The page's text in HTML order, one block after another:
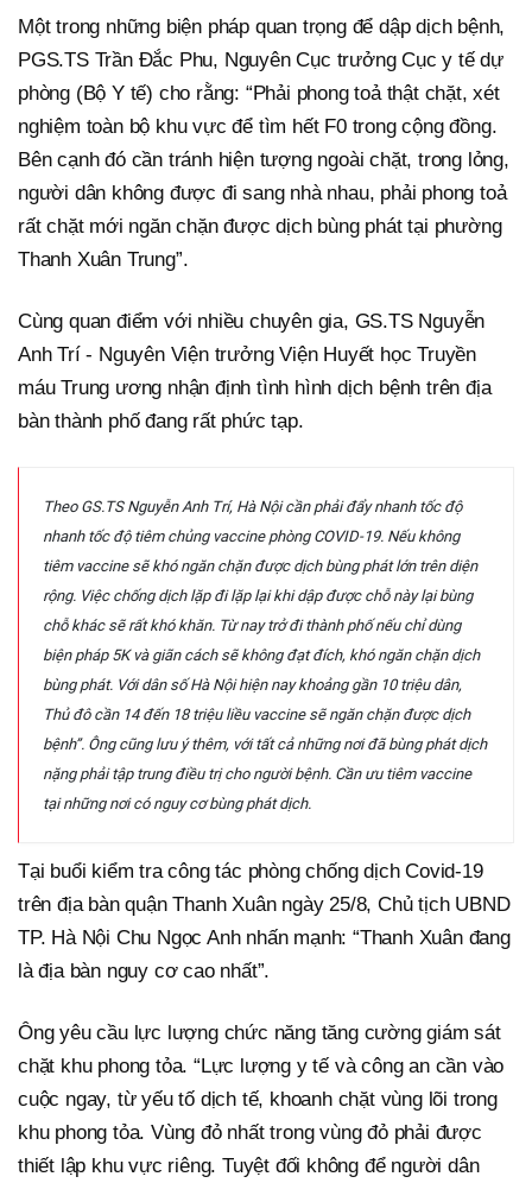
Một trong những biện pháp quan trọng để dập dịch bệnh,
PGS.TS Trần Đắc Phu, Nguyên Cục trưởng Cục y tế dự
phòng (Bộ Y tế) cho rằng: “Phải phong toả thật chặt, xét
nghiệm toàn bộ khu vực để tìm hết F0 trong cộng đồng.
Bên cạnh đó cần tránh hiện tượng ngoài chặt, trong lỏng,
người dân không được đi sang nhà nhau, phải phong toả
rất chặt mới ngăn chặn được dịch bùng phát tại phường
Thanh Xuân Trung”.
Cùng quan điểm với nhiều chuyên gia, GS.TS Nguyễn
Anh Trí - Nguyên Viện trưởng Viện Huyết học Truyền
máu Trung ương nhận định tình hình dịch bệnh trên địa
bàn thành phố đang rất phức tạp.
Theo GS.TS Nguyễn Anh Trí, Hà Nội cần phải đẩy nhanh tốc độ
nhanh tốc độ tiêm chủng vaccine phòng COVID-19. Nếu không
tiêm vaccine sẽ khó ngăn chặn được dịch bùng phát lớn trên diện
rộng. Việc chống dịch lặp đi lặp lại khi dập được chỗ này lại bùng
chỗ khác sẽ rất khó khăn. Từ nay trở đi thành phố nếu chỉ dùng
biện pháp 5K và giãn cách sẽ không đạt đích, khó ngăn chặn dịch
bùng phát. Với dân số Hà Nội hiện nay khoảng gần 10 triệu dân,
Thủ đô cần 14 đến 18 triệu liều vaccine sẽ ngăn chặn được dịch
bệnh”. Ông cũng lưu ý thêm, với tất cả những nơi đã bùng phát dịch
nặng phải tập trung điều trị cho người bệnh. Cần ưu tiêm vaccine
tại những nơi có nguy cơ bùng phát dịch.
Tại buổi kiểm tra công tác phòng chống dịch Covid-19
trên địa bàn quận Thanh Xuân ngày 25/8, Chủ tịch UBND
TP. Hà Nội Chu Ngọc Anh nhấn mạnh: “Thanh Xuân đang
là địa bàn nguy cơ cao nhất”.
Ông yêu cầu lực lượng chức năng tăng cường giám sát
chặt khu phong tỏa. “Lực lượng y tế và công an cần vào
cuộc ngay, từ yếu tố dịch tế, khoanh chặt vùng lõi trong
khu phong tỏa. Vùng đỏ nhất trong vùng đỏ phải được
thiết lập khu vực riêng. Tuyệt đối không để người dân